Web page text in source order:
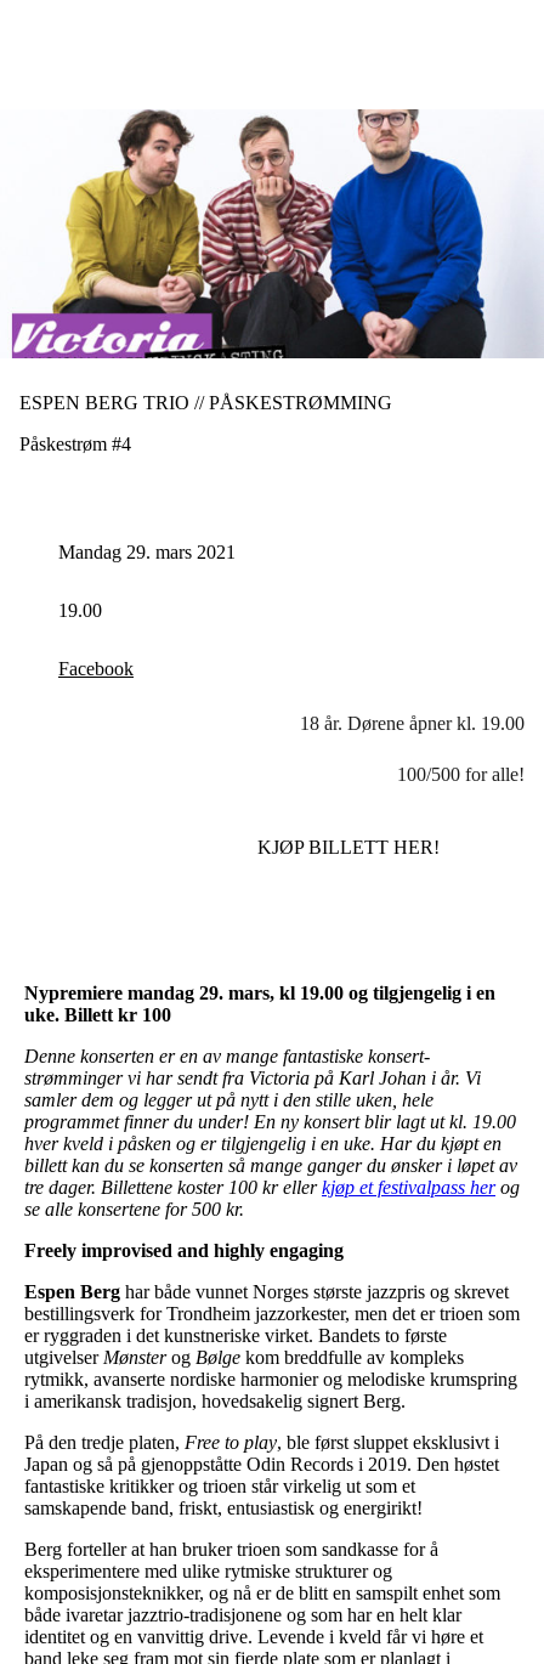
ESPEN BERG TRIO // PÅSKESTRØMMING
Påskestrøm #4
Mandag 29. mars 2021
19.00
Facebook
18 år. Dørene åpner kl. 19.00
100/500 for alle!
KJØP BILLETT HER!
Nypremiere mandag 29. mars, kl 19.00 og tilgjengelig i en
uke. Billett kr 100
Denne konserten er en av mange fantastiske konsert-
strømminger vi har sendt fra Victoria på Karl Johan i år. Vi
samler dem og legger ut på nytt i den stille uken, hele
programmet finner du under! En ny konsert blir lagt ut kl. 19.00
hver kveld i påsken og er tilgjengelig i en uke. Har du kjøpt en
billett kan du se konserten så mange ganger du ønsker i løpet av
tre dager. Billettene koster 100 kr ellerkjøp et festivalpass herog
se alle konsertene for 500 kr.
Freely improvised and highly engaging
Espen Berg har både vunnet Norges største jazzpris og skrevet
bestillingsverk for Trondheim jazzorkester, men det er trioen som
er ryggraden i det kunstneriske virket. Bandets to første
utgivelser Mønsterog Bølge kom breddfulle av kompleks
rytmikk, avanserte nordiske harmonier og melodiske krumspring
i amerikansk tradisjon, hovedsakelig signert Berg.
På den tredje platen, Free to play, ble først sluppet eksklusivt i
Japan og så på gjenoppståtte Odin Records i 2019. Den høstet
fantastiske kritikker og trioen står virkelig ut som et
samskapende band, friskt, entusiastisk og energirikt!
Berg forteller at han bruker trioen som sandkasse for å
eksperimentere med ulike rytmiske strukturer og
komposisjonsteknikker, og nå er de blitt en samspilt enhet som
både ivaretar jazztrio-tradisjonene og som har en helt klar
identitet og en vanvittig drive. Levende i kveld får vi høre et
band leke seg fram mot sin fjerde plate som er planlagt i